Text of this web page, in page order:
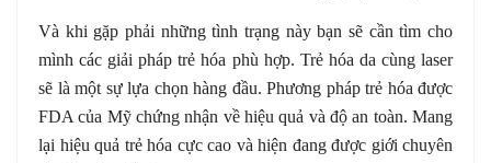
Và khi gặp phải những tình trạng này bạn sẽ cần tìm cho
mình các giải pháp trẻ hóa phù hợp. Trẻ hóa da cùng laser
sẽ là một sự lựa chọn hàng đầu. Phương pháp trẻ hóa được
FDA của Mỹ chứng nhận về hiệu quả và độ an toàn. Mang
lại hiệu quả trẻ hóa cực cao và hiện đang được giới chuyên